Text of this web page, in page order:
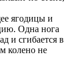
ягодицы и
Одна нога
и сгибается в
колено не